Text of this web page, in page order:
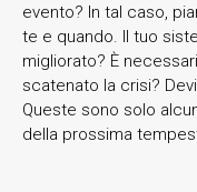
evento? In tal caso,
te e quando. Il tuo
migliorato? È
scatenato la crisi?
Queste sono solo
della prossima